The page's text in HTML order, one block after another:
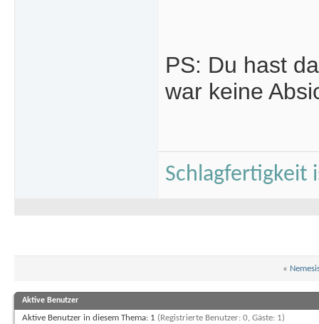
PS: Du hast
war keine
Schlagfertigkeit
«
Aktive Benutzer
Aktive Benutzer in diesem Thema: 1 (Registrierte Benutzer: 0, Gäste: 1)